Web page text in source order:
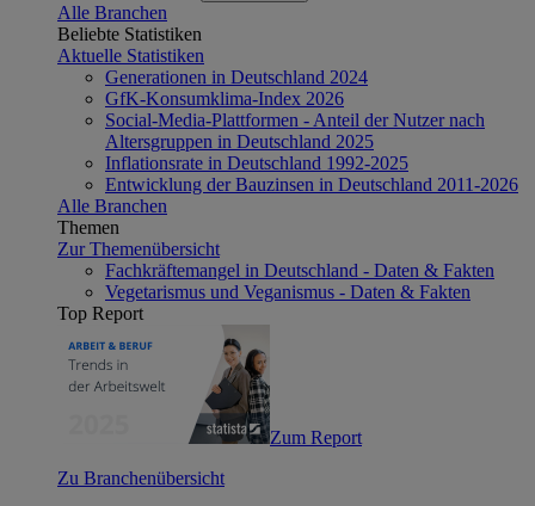
Alle Branchen
Beliebte Statistiken
Aktuelle Statistiken
Generationen in Deutschland 2024
GfK-Konsumklima-Index 2026
Social-Media-Plattformen - Anteil der Nutzer nach
Altersgruppen in Deutschland 2025
Inflationsrate in Deutschland 1992-2025
Entwicklung der Bauzinsen in Deutschland 2011-2026
Alle Branchen
Themen
Zur Themenübersicht
Fachkräftemangel in Deutschland - Daten & Fakten
Vegetarismus und Veganismus - Daten & Fakten
Top Report
Zum Report
Zu Branchenübersicht